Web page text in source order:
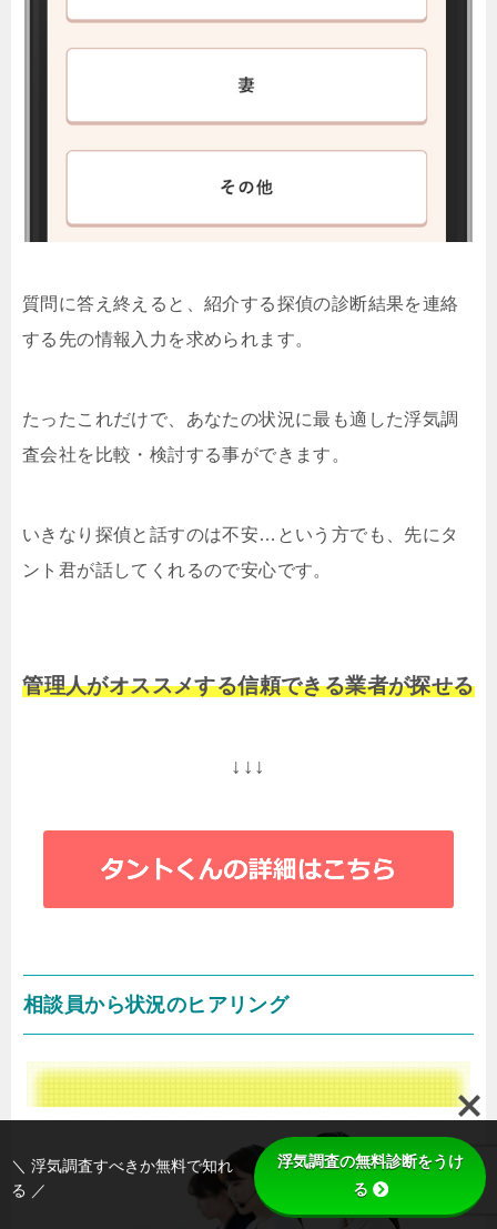
質問に答え終えると、紹介する探偵の診断結果を連絡
する先の情報入力を求められます。
たったこれだけで、あなたの状況に最も適した浮気調
査会社を比較・検討する事ができます。
いきなり探偵と話すのは不安…という方でも、先にタ
ント君が話してくれるので安心です。
管理人がオススメする信頼できる業者が探せる
↓↓↓
相談員から状況のヒアリング
＼ 浮気調査すべきか無料で知れ
る ／
浮気調査の無料診断をうけ
る